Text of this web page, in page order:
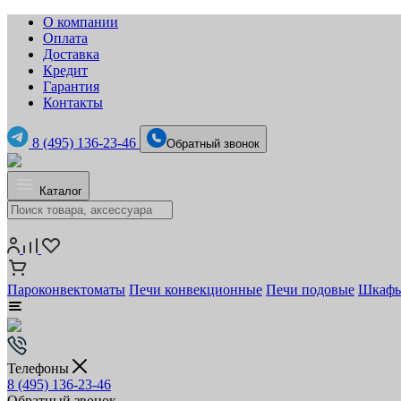
О компании
Оплата
Доставка
Кредит
Гарантия
Контакты
8 (495) 136-23-46 Обратный звонок
Каталог
Пароконвектоматы Печи конвекционные Печи подовые Шкафы
Телефоны
8 (495) 136-23-46